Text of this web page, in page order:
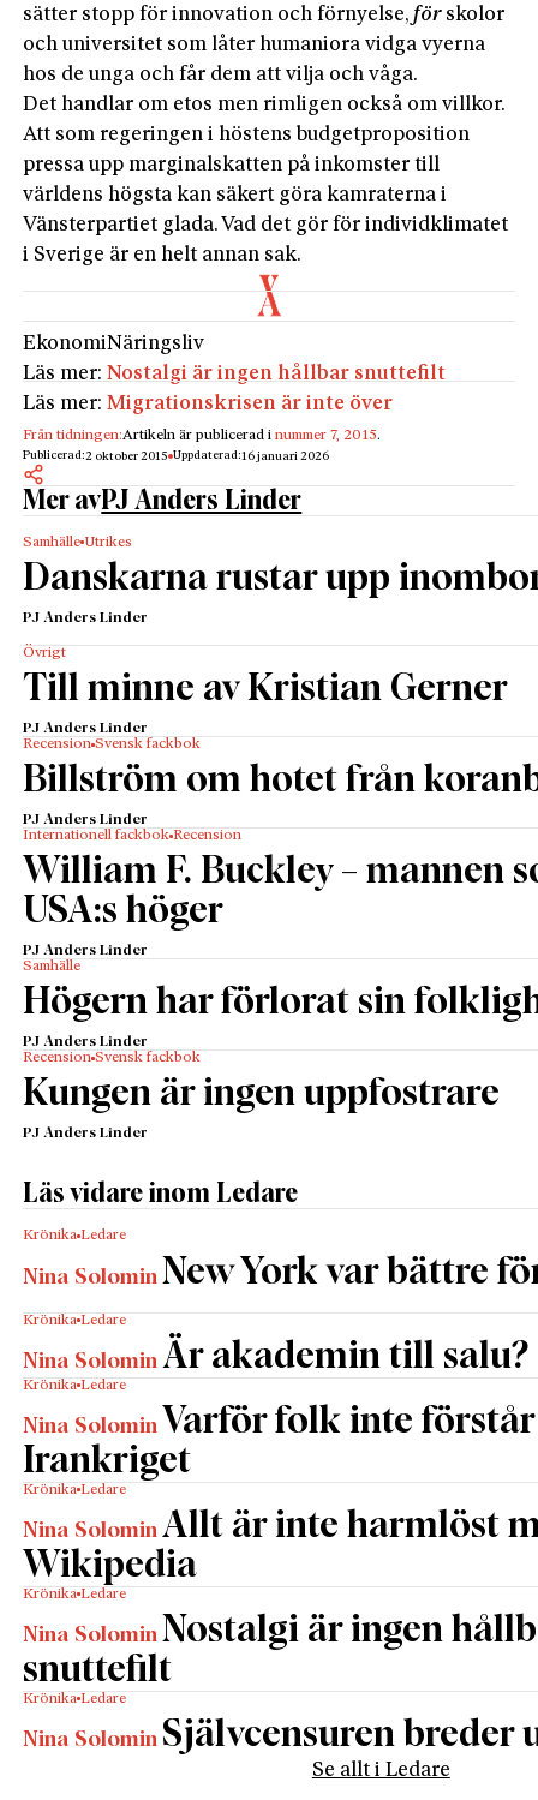
sätter stopp för innovation och förnyelse,förskolor
och universitet som låter humaniora vidga vyerna
hos de unga och får dem att vilja och våga.
Det handlar om etos men rimligen också om villkor.
Att som regeringen i höstens budgetproposition
pressa upp marginalskatten på inkomster till
världens högsta kan säkert göra kamraterna i
Vänsterpartiet glada. Vad det gör för individklimatet
i Sverige är en helt annan sak.
EkonomiNäringsliv
Läs mer:Nostalgi är ingen hållbar snuttefilt
Läs mer:Migrationskrisen är inte över
Från tidningen:Artikeln är publicerad inummer 7, 2015.
Publicerad:2 oktober 2015 Uppdaterad:16 januari 2026
Mer avPJ Anders Linder
Samhälle Utrikes
Danskarna rustar upp
PJ Anders Linder
Övrigt
Till minne av Kristian Gerner
PJ Anders Linder
Recension Svensk fackbok
Billström om hotet från
PJ Anders Linder
Internationell fackbok Recension
William F. Buckley – mannen
USA:s höger
PJ Anders Linder
Samhälle
Högern har förlorat sin
PJ Anders Linder
Recension Svensk fackbok
Kungen är ingen uppfostrare
PJ Anders Linder
Läs vidare inom Ledare
Krönika Ledare
Nina Solomin New York var bättre
Krönika Ledare
Nina Solomin Är akademin till salu?
Krönika Ledare
Nina Solomin Varför folk inte förstår
Irankriget
Krönika Ledare
Nina Solomin Allt är inte harmlöst
Wikipedia
Krönika Ledare
Nina Solomin Nostalgi är ingen
snuttefilt
Krönika Ledare
Nina Solomin Självcensuren breder
Se allt i Ledare